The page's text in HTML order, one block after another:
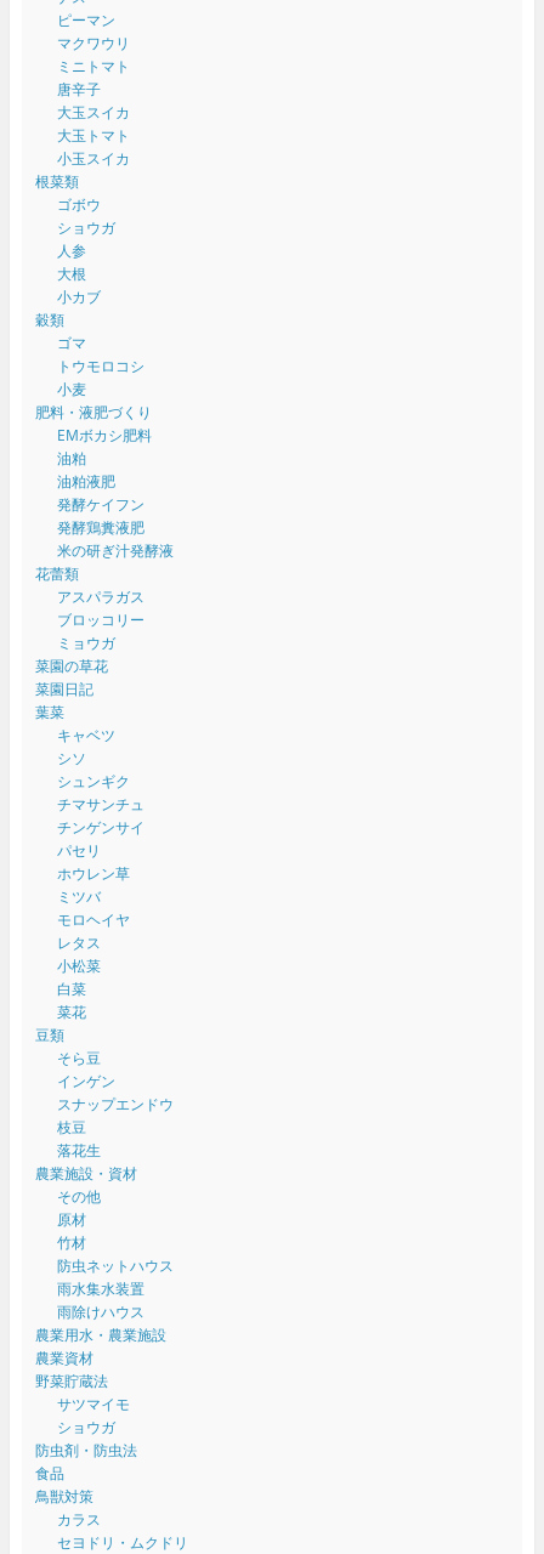
ピーマン
マクワウリ
ミニトマト
唐辛子
大玉スイカ
大玉トマト
小玉スイカ
根菜類
ゴボウ
ショウガ
人参
大根
小カブ
穀類
ゴマ
トウモロコシ
小麦
肥料・液肥づくり
EMボカシ肥料
油粕
油粕液肥
発酵ケイフン
発酵鶏糞液肥
米の研ぎ汁発酵液
花蕾類
アスパラガス
ブロッコリー
ミョウガ
菜園の草花
菜園日記
葉菜
キャベツ
シソ
シュンギク
チマサンチュ
チンゲンサイ
パセリ
ホウレン草
ミツバ
モロヘイヤ
レタス
小松菜
白菜
菜花
豆類
そら豆
インゲン
スナップエンドウ
枝豆
落花生
農業施設・資材
その他
原材
竹材
防虫ネットハウス
雨水集水装置
雨除けハウス
農業用水・農業施設
農業資材
野菜貯蔵法
サツマイモ
ショウガ
防虫剤・防虫法
食品
鳥獣対策
カラス
セヨドリ・ムクドリ